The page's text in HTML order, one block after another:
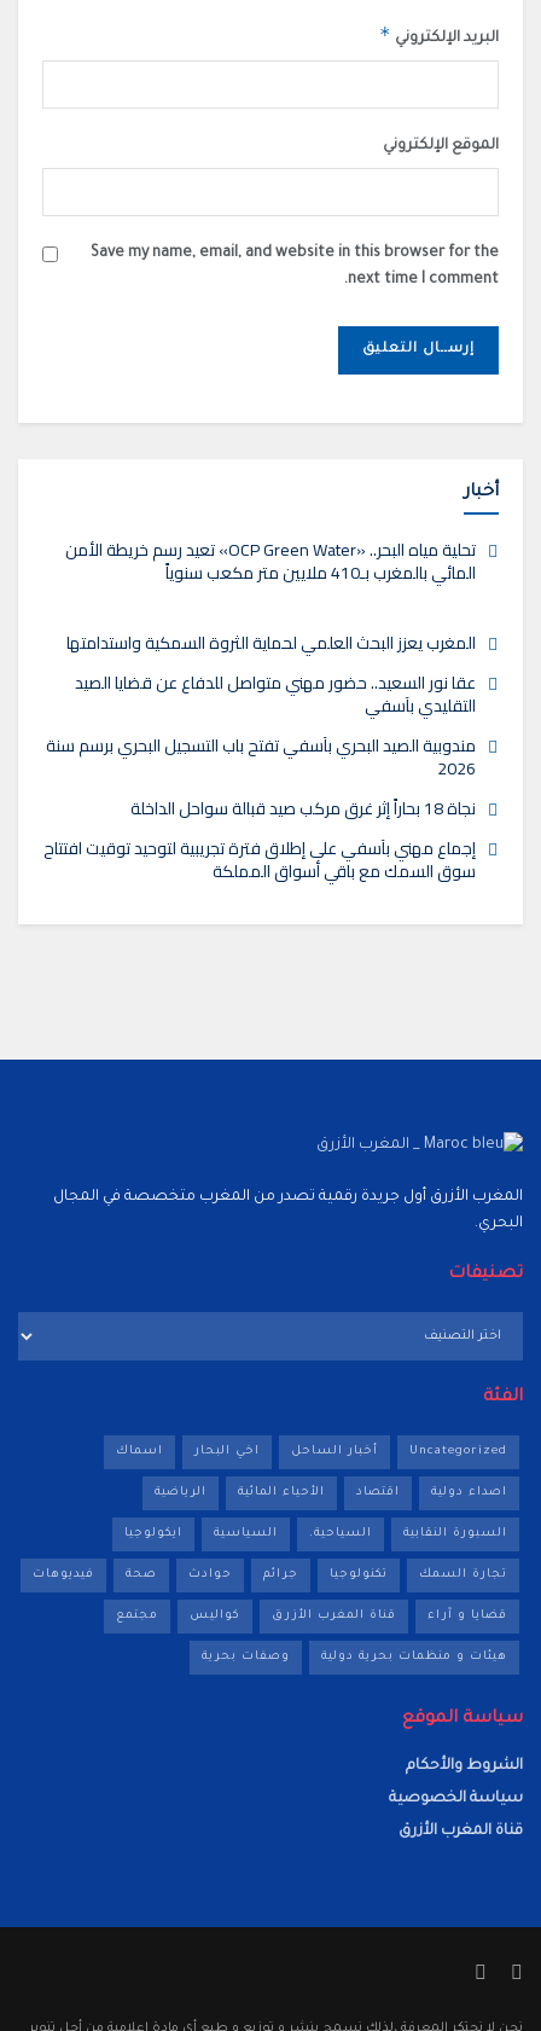
البريد الإلكتروني *
الموقع الإلكتروني
Save my name, email, and website in this browser for the
next time I comment.
أخبار
تحلية مياه البحر.. «OCP Green Water» تعيد رسم خريطة الأمن
المائي بالمغرب بـ410 ملايين متر مكعب سنوياً
المغرب يعزز البحث العلمي لحماية الثروة السمكية واستدامتها
عقا نور السعيد.. حضور مهني متواصل للدفاع عن قضايا الصيد
التقليدي بآسفي
مندوبية الصيد البحري بآسفي تفتح باب التسجيل البحري برسم سنة
2026
نجاة 18 بحاراً إثر غرق مركب صيد قبالة سواحل الداخلة
إجماع مهني بآسفي على إطلاق فترة تجريبية لتوحيد توقيت افتتاح
سوق السمك مع باقي أسواق المملكة
المغرب الأزرق أول جريدة رقمية تصدر من المغرب متخصصة في المجال
البحري.
تصنيفات
تصنيفات
الفئة
Uncategorized أخبار الساحل اخي البحار اسماك
اصداء دولية اقتصاد الأحياء المائية الرياضية
السبورة النقابية السياحية. السياسية ايكولوجيا
تجارة السمك تكنولوجيا جرائم حوادث صحة فيديوهات
قضايا و آراء قناة المغرب الأزرق كواليس مجتمع
هيئات و منظمات بحرية دولية وصفات بحرية
سياسة الموقع
الشروط والأحكام
سياسة الخصوصية
قناة المغرب الأزرق